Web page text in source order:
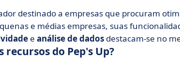
destinado a empresas que procuram
e médias empresas, suas
e análise de dados destacam-se no
recursos do Pep's Up?